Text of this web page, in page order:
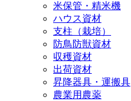
米保管・精米機
ハウス資材
支柱（栽培）
防鳥防獣資材
収穫資材
出荷資材
昇降器具・運搬具
農業用農薬